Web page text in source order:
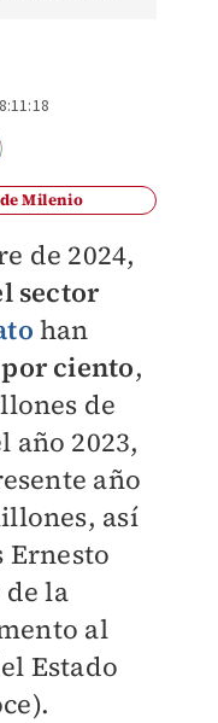
Milenio
de 2024,
sector
han
ciento,
de
año 2023,
año
así
Ernesto
la
al
Estado